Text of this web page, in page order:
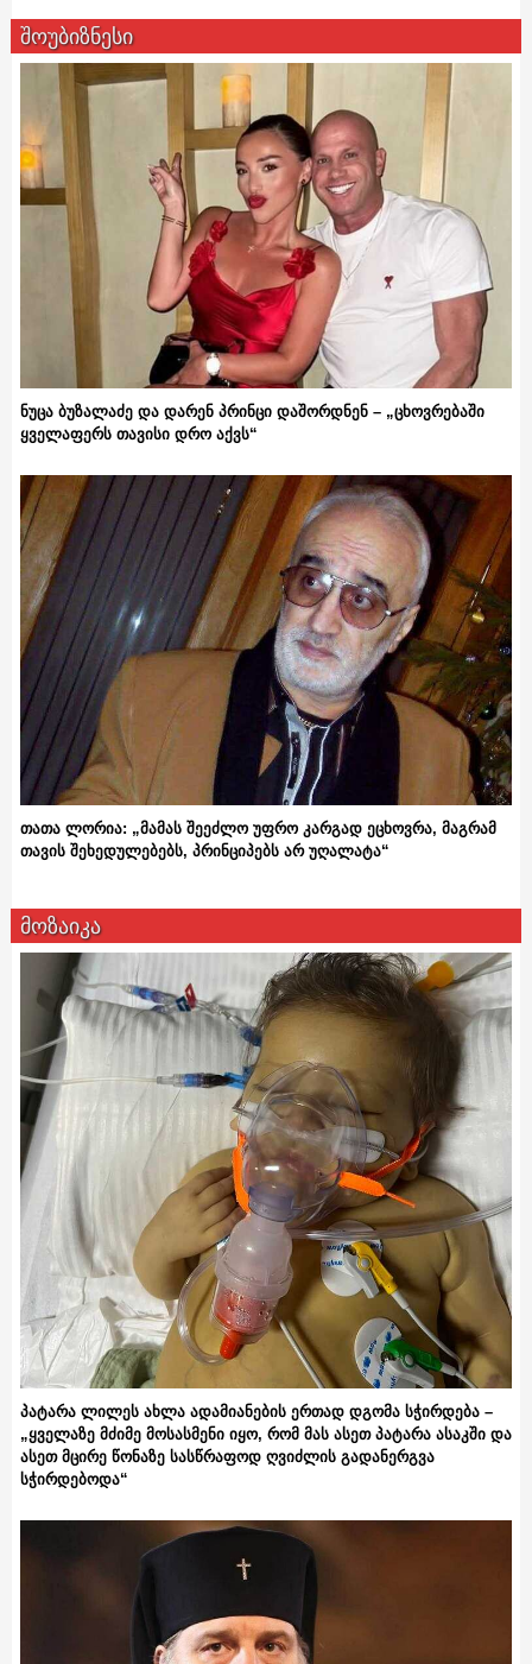
შოუბიზნესი
ნუცა ბუზალაძე და დარენ პრინცი დაშორდნენ – „ცხოვრებაში
ყველაფერს თავისი დრო აქვს“
თათა ლორია: „მამას შეეძლო უფრო კარგად ეცხოვრა, მაგრამ
თავის შეხედულებებს, პრინციპებს არ უღალატა“
მოზაიკა
პატარა ლილეს ახლა ადამიანების ერთად დგომა სჭირდება –
„ყველაზე მძიმე მოსასმენი იყო, რომ მას ასეთ პატარა ასაკში და
ასეთ მცირე წონაზე სასწრაფოდ ღვიძლის გადანერგვა
სჭირდებოდა“